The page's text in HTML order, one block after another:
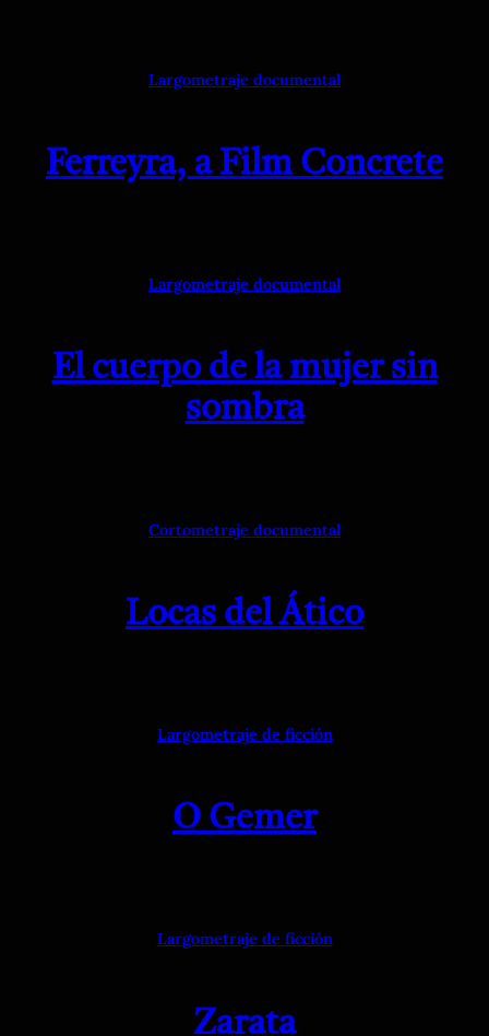
Largometraje documental
Ferreyra, a Film Concrete
Largometraje documental
El cuerpo de la mujer sin
sombra
Cortometraje documental
Locas del Ático
Largometraje de ficción
O Gemer
Largometraje de ficción
Zarata